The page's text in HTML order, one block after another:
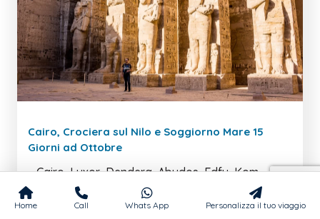
Cairo, Crociera sul Nilo e Soggiorno Mare 15
Giorni ad Ottobre
Cairo, Luxor, Dendera, Abydos, Edfu, Kom
Ombo, Abu Simbel, Assuan, Marsa Alam
15 Giorni / 14 Notti
Home Call Whats App Personalizza il tuo viaggio